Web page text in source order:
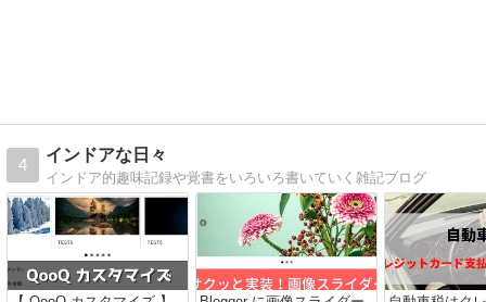
4
インドアな日々
インドア的趣味記録や覚書をいろいろ書いていく雑記ブログ